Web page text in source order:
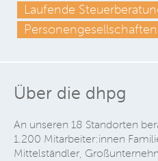
Laufende
Personengesellschaften
Über die dhpg
An unseren 18 Standorten
1.200 Mitarbeiter:innen
Mittelständler,